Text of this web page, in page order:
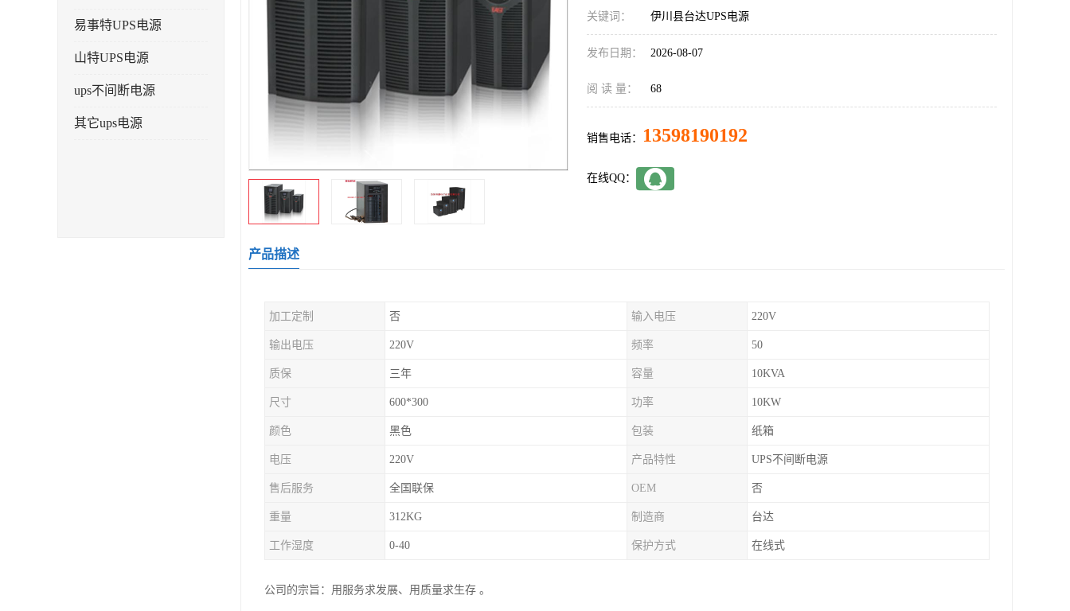
易事特UPS电源
山特UPS电源
ups不间断电源
其它ups电源
关键词： 伊川县台达UPS电源
发布日期： 2026-08-07
阅 读 量： 68
销售电话： 13598190192
在线QQ：
产品描述
加工定制 否 输入电压 220V
输出电压 220V 频率 50
质保 三年 容量 10KVA
尺寸 600*300 功率 10KW
颜色 黑色 包装 纸箱
电压 220V 产品特性 UPS不间断电源
售后服务 全国联保 OEM 否
重量 312KG 制造商 台达
工作湿度 0-40 保护方式 在线式
公司的宗旨：用服务求发展、用质量求生存 。